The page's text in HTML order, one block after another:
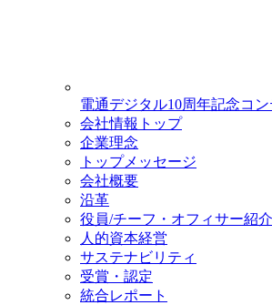
電通デジタル10周年記念コ
会社情報トップ
企業理念
トップメッセージ
会社概要
沿革
役員/チーフ・オフィサー紹介
人的資本経営
サステナビリティ
受賞・認定
統合レポート